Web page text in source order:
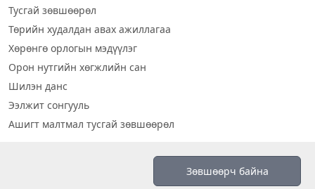
Тусгай зөвшөөрөл
Төрийн худалдан авах ажиллагаа
Хөрөнгө орлогын мэдүүлэг
Орон нутгийн хөгжлийн сан
Шилэн данс
Ээлжит сонгууль
Ашигт малтмал тусгай зөвшөөрөл
Зөвшөөрч байна